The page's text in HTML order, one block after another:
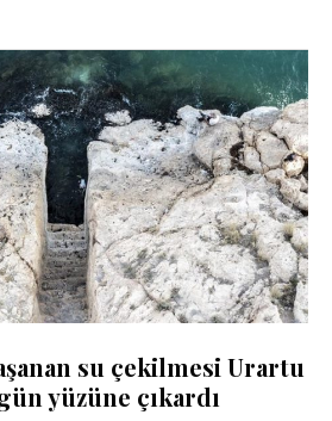
su çekilmesi Urartu
yüzüne çıkardı